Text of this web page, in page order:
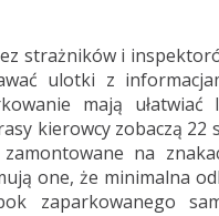
strażników i
ulotki z
mają ułatwiać
kierowcy zobaczą 22
na
one, że minimalna
zaparkowanego